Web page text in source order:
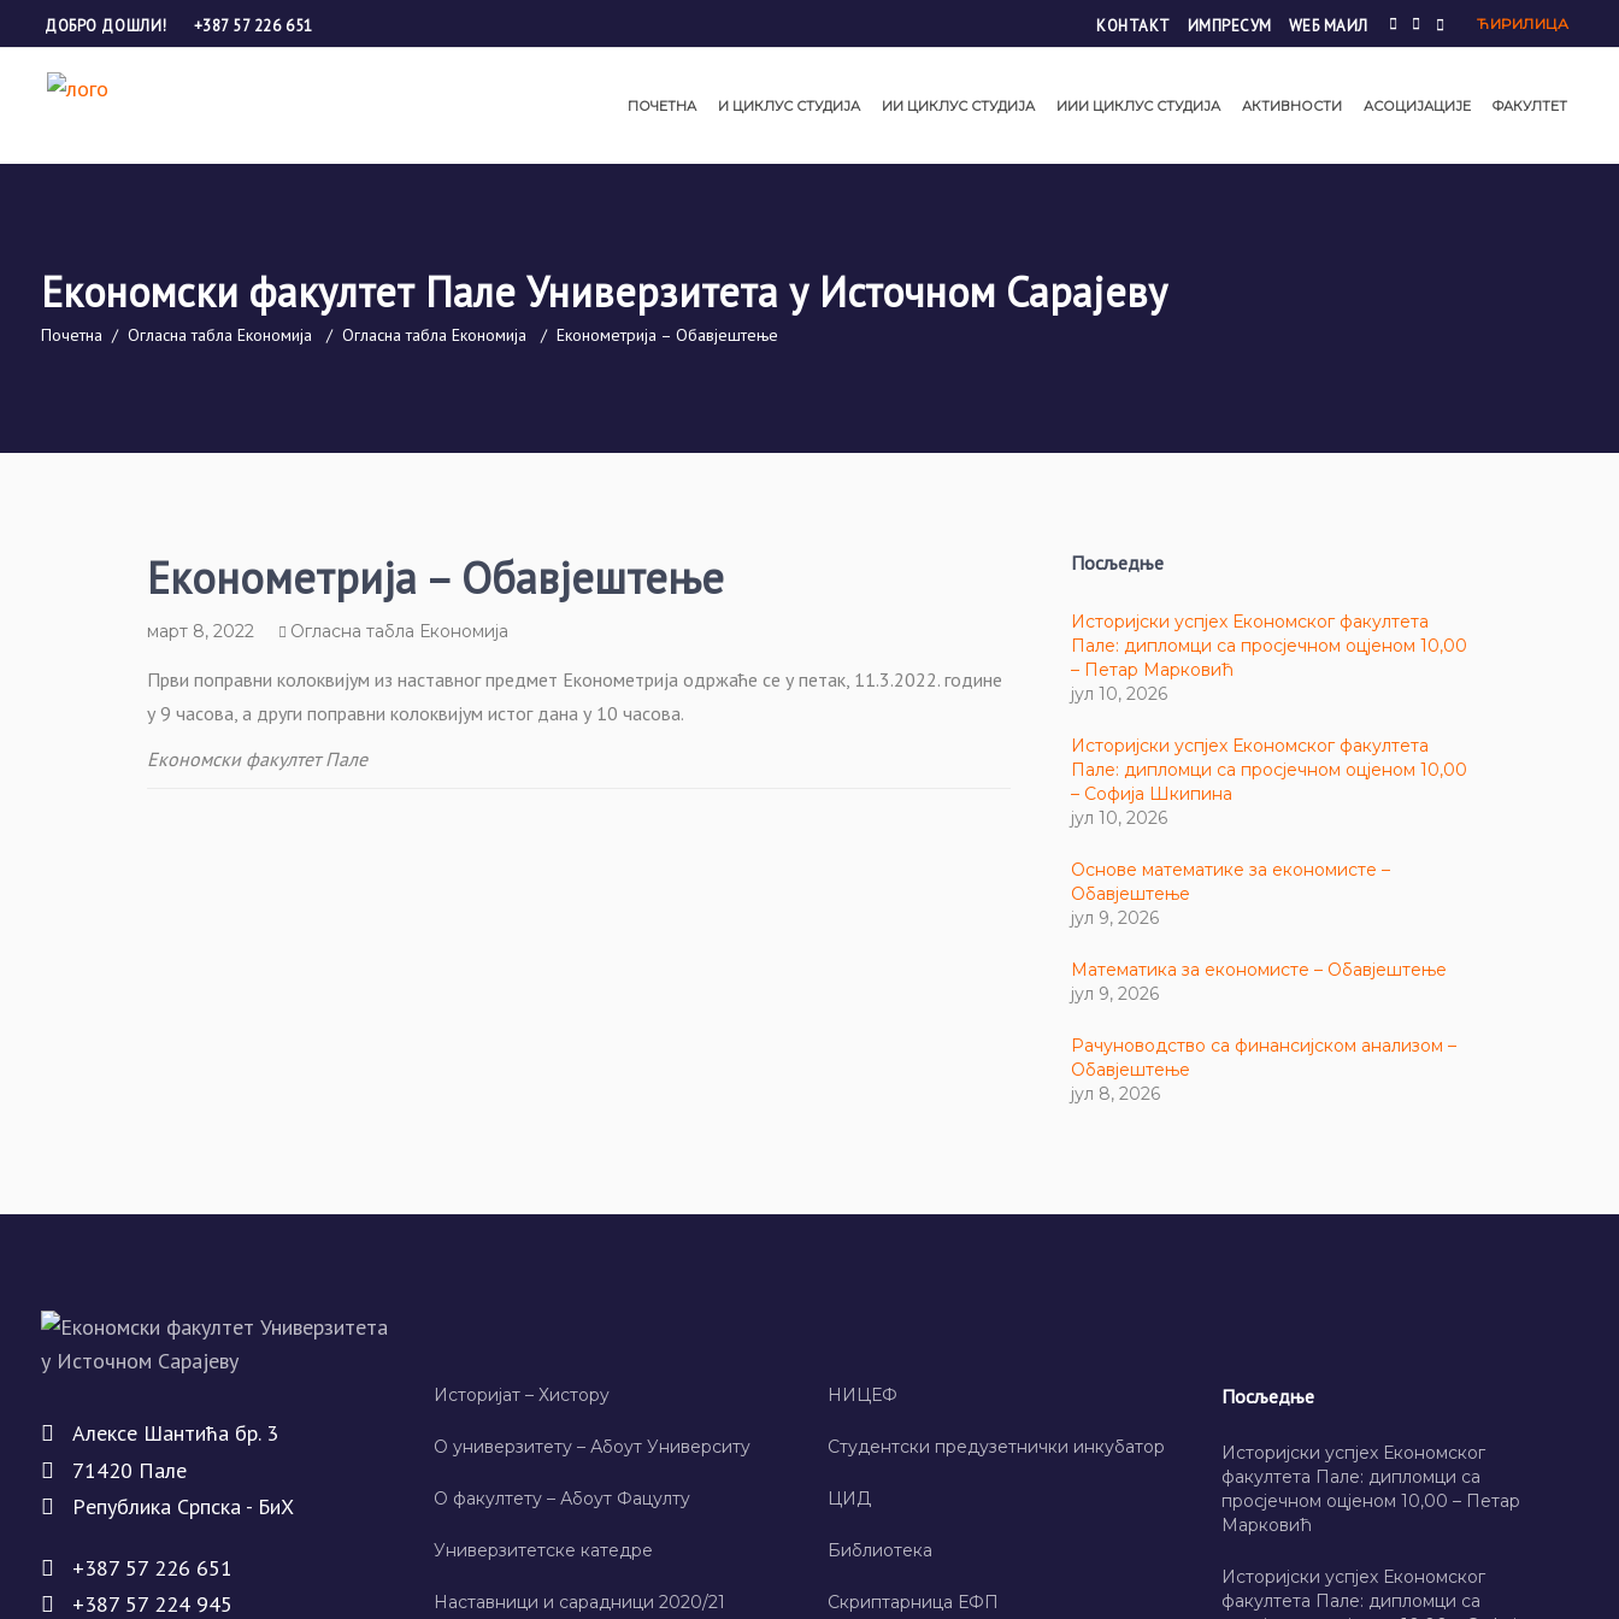
ДОБРО ДОШЛИ! +387 57 226 651 КОНТАКТ ИМПРЕСУМ WЕБ МАИЛ ЋИРИЛИЦА
ПОЧЕТНА И ЦИКЛУС СТУДИЈА ИИ ЦИКЛУС СТУДИЈА ИИИ ЦИКЛУС СТУДИЈА АКТИВНОСТИ АСОЦИЈАЦИЈЕ ФАКУЛТЕТ
Економски факултет Пале Универзитета у Источном Сарајеву
Почетна / Огласна табла Економија / Огласна табла Економија / Економетрија – Обавјештење
Економетрија – Обавјештење
март 8, 2022 Огласна табла Економија
Први поправни колоквијум из наставног предмет Економетрија одржаће се у петак, 11.3.2022. године
у 9 часова, а други поправни колоквијум истог дана у 10 часова.
Економски факултет Пале
Посљедње
Историјски успјех Економског факултета
Пале: дипломци са просјечном оцјеном 10,00
– Петар Марковић
јул 10, 2026
Историјски успјех Економског факултета
Пале: дипломци са просјечном оцјеном 10,00
– Софија Шкипина
јул 10, 2026
Основе математике за економисте –
Обавјештење
јул 9, 2026
Математика за економисте – Обавјештење
јул 9, 2026
Рачуноводство са финансијском анализом –
Обавјештење
јул 8, 2026
Алeксe Шантића бр. 3
71420 Палe
Рeпублика Српска - БиХ
+387 57 226 651
+387 57 224 945
Историјат – Хисторy
О универзитету – Абоут Университy
О факултету – Абоут Фацултy
Универзитетске катедре
Наставници и сарадници 2020/21
НИЦЕФ
Студентски предузетнички инкубатор
ЦИД
Библиотека
Скриптарница ЕФП
Посљедње
Историјски успјех Економског
факултета Пале: дипломци са
просјечном оцјеном 10,00 – Петар
Марковић
Историјски успјех Економског
факултета Пале: дипломци са